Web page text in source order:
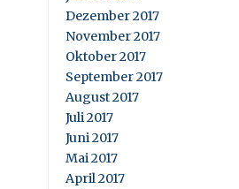
Dezember 2017
November 2017
Oktober 2017
September 2017
August 2017
Juli 2017
Juni 2017
Mai 2017
April 2017